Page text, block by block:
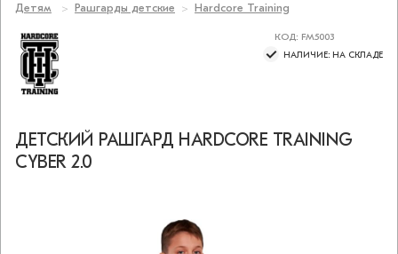
Детям Рашгарды детские Hardcore Training
КОД: FM5003
НАЛИЧИЕ: НА СКЛАДЕ
ДЕТСКИЙ РАШГАРД HARDCORE TRAINING
CYBER 2.0